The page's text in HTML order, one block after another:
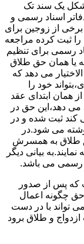
یک سند تک
اسناد رسمی و
برخی از زوجین برای
را ثبت کرده مراجعه
رسمی برای تنظیم
یا همان حق طلاق
می دهد که
خود را
همان ابتدای عقد
دهد،این حق در
کند ثبت شده و در
می شود.در
طلاق به همسرش
بیانی دیگر
رسمی می باشد.
که پس از صدور
چگونه اعمال
تواند با در دست
و طلاق برود